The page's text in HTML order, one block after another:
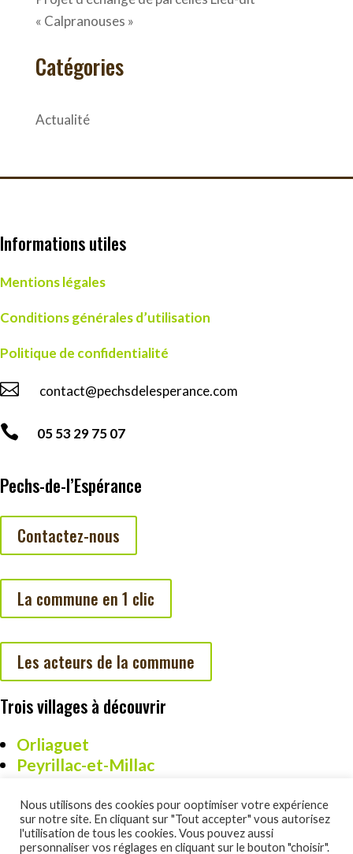
« Calpranouses »
Catégories
Actualité
Informations utiles
Mentions légales
Conditions générales d’utilisation
Politique de confidentialité
 contact@pechsdelesperance.com
 05 53 29 75 07
Pechs-de-l’Espérance
Contactez-nous
La commune en 1 clic
Les acteurs de la commune
Trois villages à découvrir
Orliaguet
Peyrillac-et-Millac
Nous utilisons des cookies pour ooptimiser votre expérience
sur notre site. En cliquant sur "Tout accepter" vous autorisez
l'utilisation de tous les cookies. Vous pouvez aussi
personnaliser vos réglages en cliquant sur le bouton "choisir".